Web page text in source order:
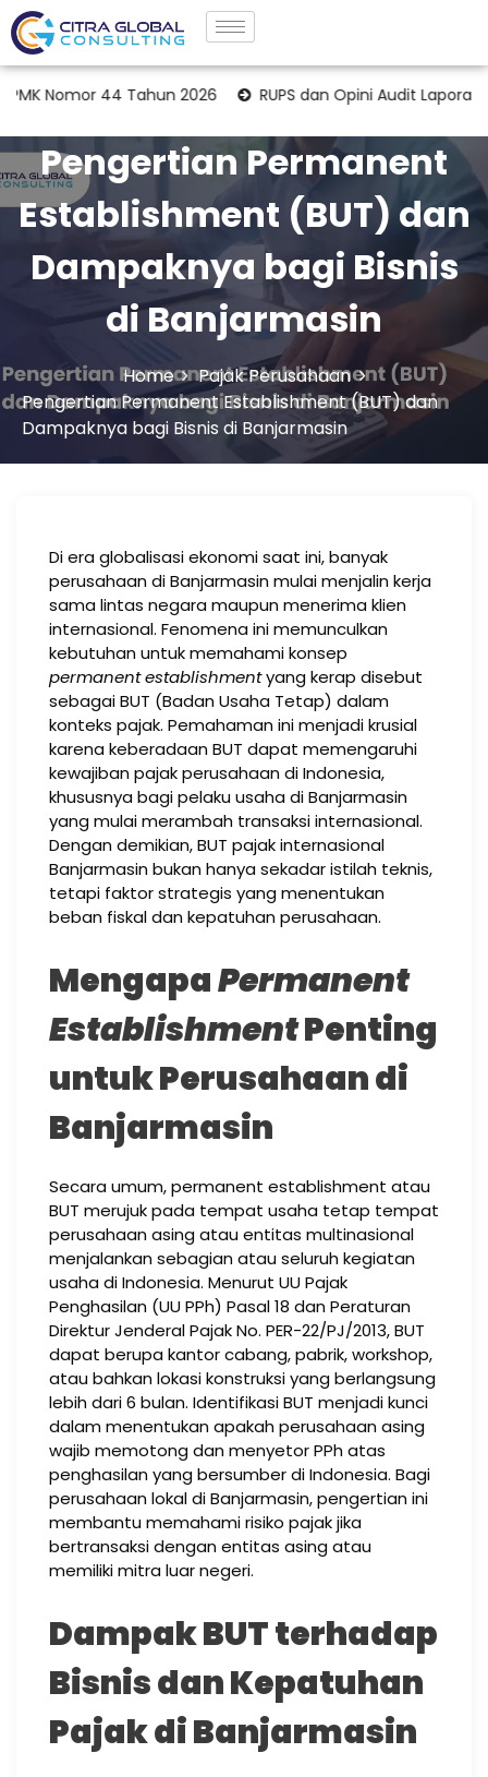
44 Tahun 2026 RUPS dan Opini Audit Laporan
Pengertian Permanent
Establishment (BUT) dan
Dampaknya bagi Bisnis
di Banjarmasin
Home
Pajak Perusahaan
Pengertian Permanent Establishment (BUT) dan
Dampaknya bagi Bisnis di Banjarmasin
Di era globalisasi ekonomi saat ini, banyak
perusahaan di Banjarmasin mulai menjalin kerja
sama lintas negara maupun menerima klien
internasional. Fenomena ini memunculkan
kebutuhan untuk memahami konsep
permanent establishmentyang kerap disebut
sebagai BUT (Badan Usaha Tetap) dalam
konteks pajak. Pemahaman ini menjadi krusial
karena keberadaan BUT dapat memengaruhi
kewajiban pajak perusahaan di Indonesia,
khususnya bagi pelaku usaha di Banjarmasin
yang mulai merambah transaksi internasional.
Dengan demikian, BUT pajak internasional
Banjarmasin bukan hanya sekadar istilah teknis,
tetapi faktor strategis yang menentukan
beban fiskal dan kepatuhan perusahaan.
MengapaPermanent
EstablishmentPenting
untuk Perusahaan di
Banjarmasin
Secara umum, permanent establishment atau
BUT merujuk pada tempat usaha tetap tempat
perusahaan asing atau entitas multinasional
menjalankan sebagian atau seluruh kegiatan
usaha di Indonesia. Menurut UU Pajak
Penghasilan (UU PPh) Pasal 18 dan Peraturan
Direktur Jenderal Pajak No. PER-22/PJ/2013, BUT
dapat berupa kantor cabang, pabrik, workshop,
atau bahkan lokasi konstruksi yang berlangsung
lebih dari 6 bulan. Identifikasi BUT menjadi kunci
dalam menentukan apakah perusahaan asing
wajib memotong dan menyetor PPh atas
penghasilan yang bersumber di Indonesia. Bagi
perusahaan lokal di Banjarmasin, pengertian ini
membantu memahami risiko pajak jika
bertransaksi dengan entitas asing atau
memiliki mitra luar negeri.
Dampak BUT terhadap
Bisnis dan Kepatuhan
Pajak di Banjarmasin